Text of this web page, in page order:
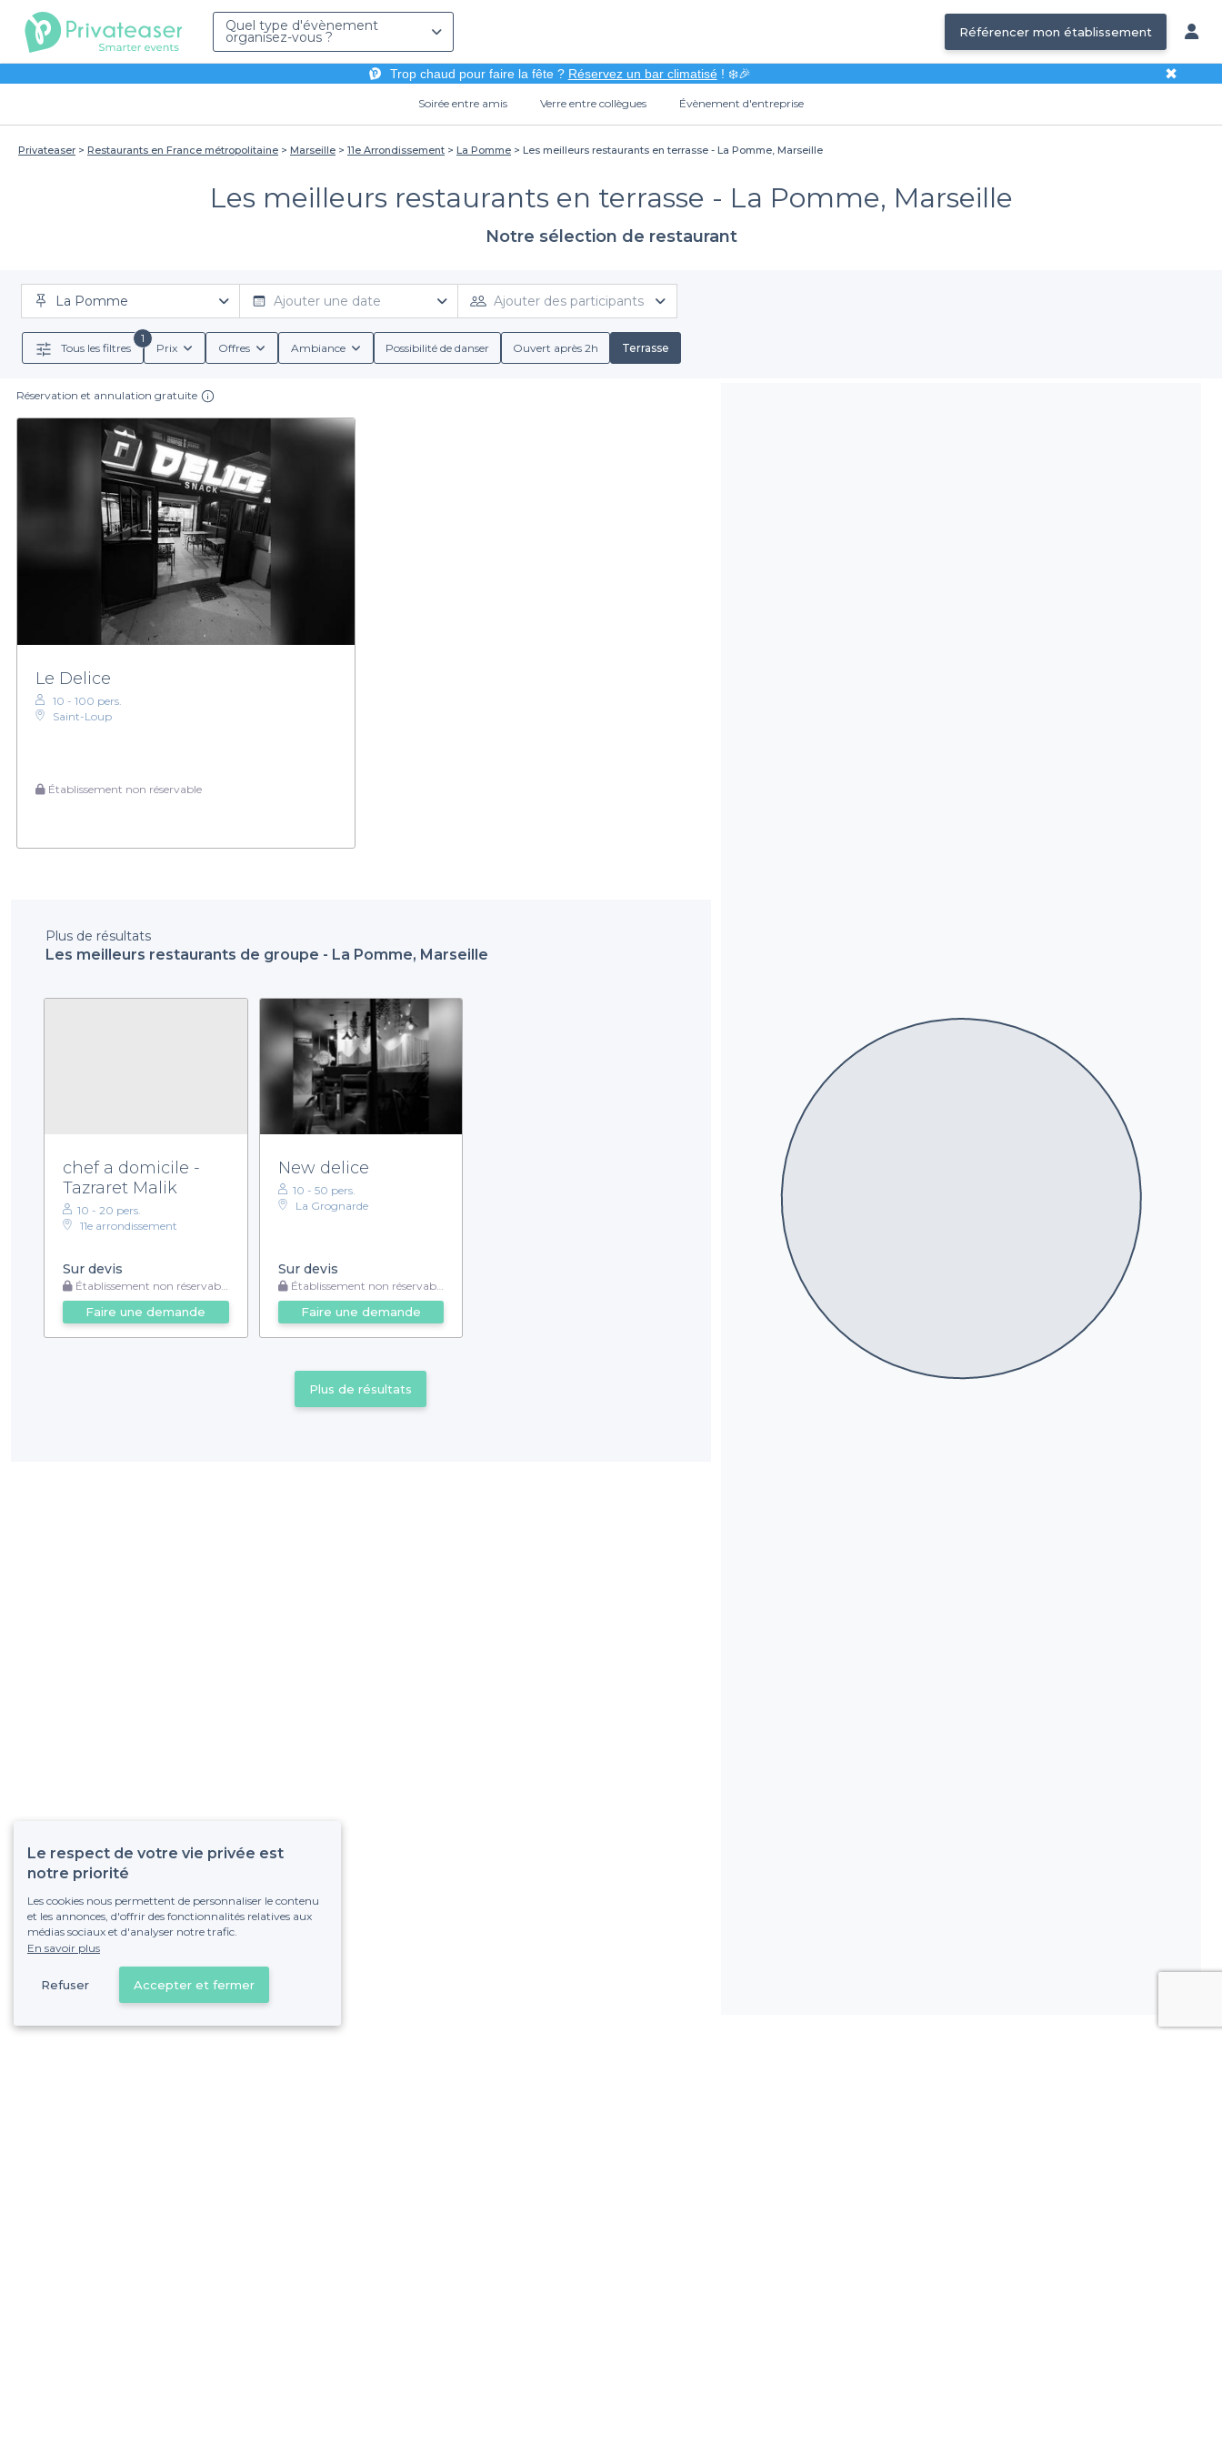
Quel type d'évènement
organisez-vous ? Référencer mon établissement
Trop chaud pour faire la fête ? Réservez un bar climatisé! ❄️🎉 ✖
Soirée entre amis Verre entre collègues Évènement d'entreprise
Privateaser Restaurants en France métropolitaine Marseille 11e Arrondissement La Pomme Les meilleurs restaurants en terrasse - La Pomme, Marseille
Les meilleurs restaurants en terrasse - La Pomme, Marseille
Notre sélection de restaurant
La Pomme Ajouter une date Ajouter des participants
Tous les filtres
1
Prix Offres Ambiance Possibilité de danser Ouvert après 2h Terrasse
Réservation et annulation gratuite
Le Delice
10 - 100 pers.
Saint-Loup
Établissement non réservable
Plus de résultats
Les meilleurs restaurants de groupe - La Pomme, Marseille
chef a domicile -
Tazraret Malik
10 - 20 pers.
11e arrondissement
Sur devis
Établissement non réservable
Faire une demande
New delice
10 - 50 pers.
La Grognarde
Sur devis
Établissement non réservable
Faire une demande
Plus de résultats
Le respect de votre vie privée est
notre priorité
Les cookies nous permettent de personnaliser le contenu
et les annonces, d'offrir des fonctionnalités relatives aux
médias sociaux et d'analyser notre trafic.
En savoir plus
Refuser Accepter et fermer